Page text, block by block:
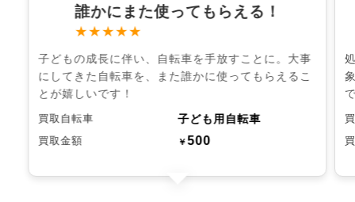
誰かにまた使ってもらえる！
★★★★★
子どもの成長に伴い、自転車を手放すことに。大事
にしてきた自転車を、また誰かに使ってもらえるこ
とが嬉しいです！
買取自転車 子ども用自転車
買取金額 ￥500